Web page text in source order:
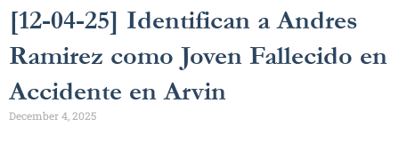
[12-04-25] Identifican a Andres
Ramirez como Joven Fallecido en
Accidente en Arvin
December 4, 2025